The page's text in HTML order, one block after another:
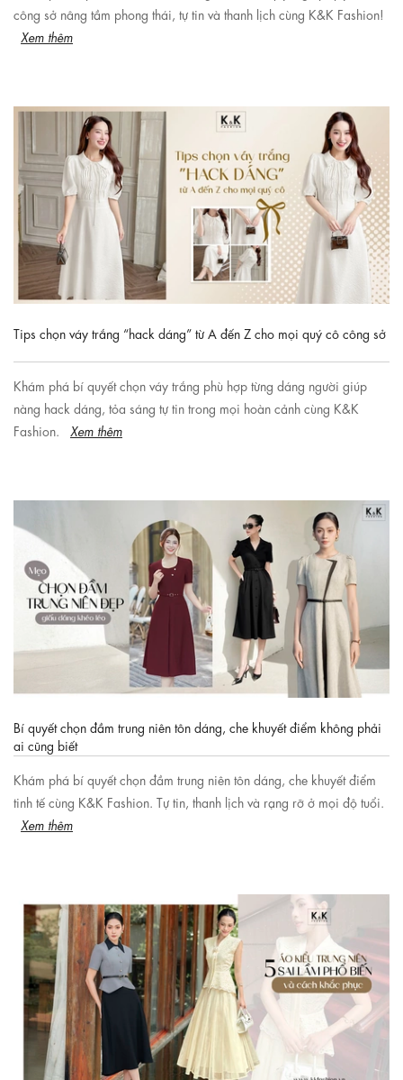
công sở nâng tầm phong thái, tự tin và thanh lịch cùng K&K Fashion!
Xem thêm
Tips chọn váy trắng “hack dáng” từ A đến Z cho mọi quý cô công sở
Khám phá bí quyết chọn váy trắng phù hợp từng dáng người giúp
nàng hack dáng, tỏa sáng tự tin trong mọi hoàn cảnh cùng K&K
Fashion.
Xem thêm
Bí quyết chọn đầm trung niên tôn dáng, che khuyết điểm không phải
ai cũng biết
Khám phá bí quyết chọn đầm trung niên tôn dáng, che khuyết điểm
tinh tế cùng K&K Fashion. Tự tin, thanh lịch và rạng rỡ ở mọi độ tuổi.
Xem thêm